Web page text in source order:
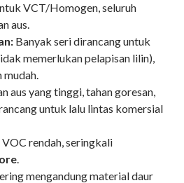
VCT/Homogen, seluruh
aus.
Banyak seri dirancang untuk
memerlukan pelapisan lilin),
mudah.
aus yang tinggi, tahan goresan,
untuk lalu lintas komersial
VOC rendah, seringkali
.
mengandung material daur